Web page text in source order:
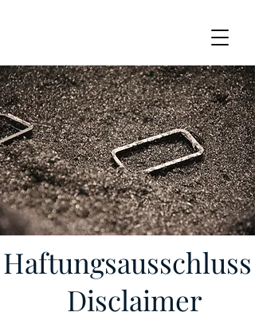
Haftungsausschluss
Disclaimer